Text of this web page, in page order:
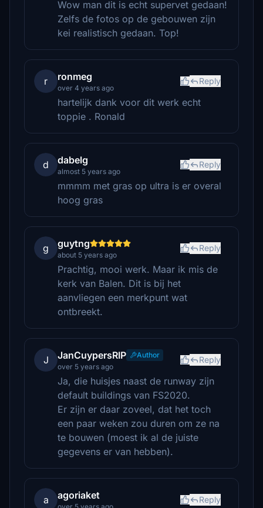
Wow man dit is echt supervet gedaan!
Zelfs de fotos op de gebouwen zijn
kei realistisch gedaan. Top!
r ronmeg
over 4 years ago
Reply
hartelijk dank voor dit werk echt
toppie . Ronald
d dabelg
almost 5 years ago
Reply
mmmm met gras op ultra is er overal
hoog gras
g guytng
about 5 years ago
Reply
Prachtig, mooi werk. Maar ik mis de
kerk van Balen. Dit is bij het
aanvliegen een merkpunt wat
ontbreekt.
J JanCuypersRIP
Author
over 5 years ago
Reply
Ja, die huisjes naast de runway zijn
default buildings van FS2020.
Er zijn er daar zoveel, dat het toch
een paar weken zou duren om ze na
te bouwen (moest ik al de juiste
gegevens er van hebben).
a agoriaket Reply